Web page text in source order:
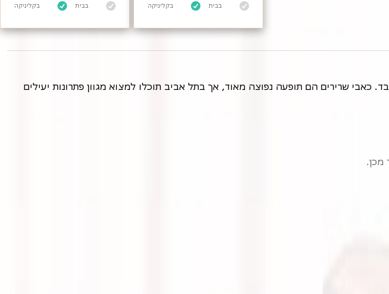
בקליניקה בבית בקליניקה בבית
מכן.